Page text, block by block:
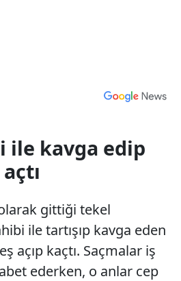
ile kavga edip
gittiği tekel
ile tartışıp kavga eden
açıp kaçtı. Saçmalar iş
ederken, o anlar cep